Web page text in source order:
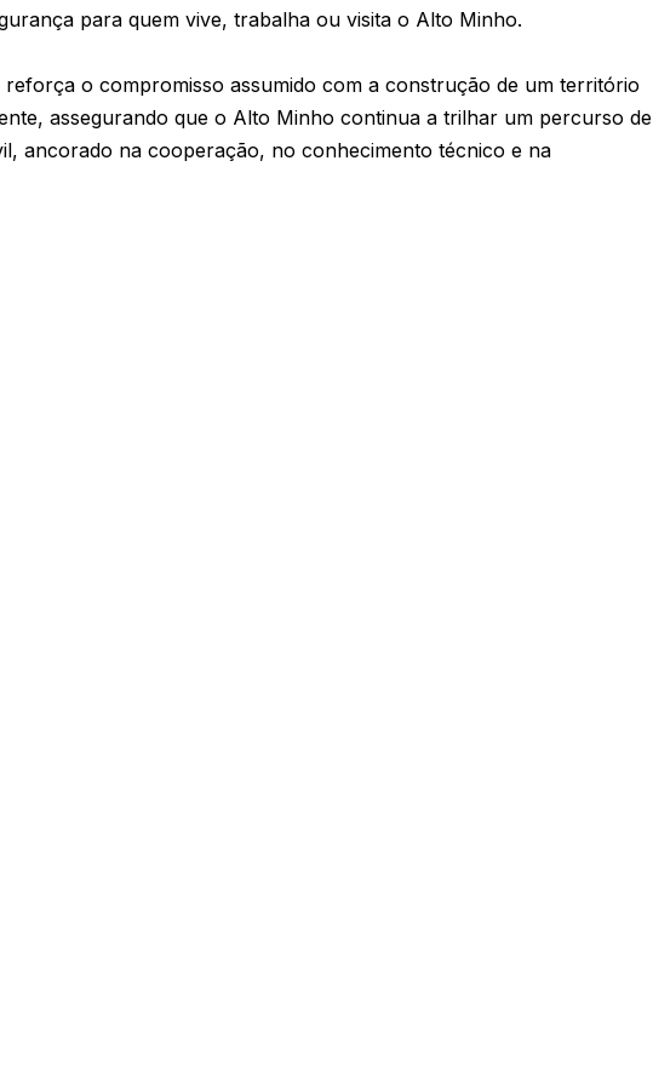
para quem vive, trabalha ou visita o Alto Minho.
o compromisso assumido com a construção de um território
assegurando que o Alto Minho continua a trilhar um percurso de
ancorado na cooperação, no conhecimento técnico e na